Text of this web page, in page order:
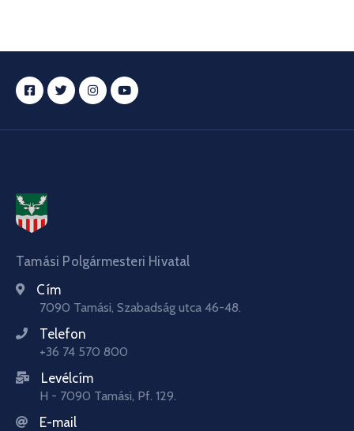
Tamási Polgármesteri Hivatal
Cím
7090 Tamási, Szabadság utca 46-48.
Telefon
+36 74 570 800
Levélcím
H - 7090 Tamási, Pf. 129.
E-mail